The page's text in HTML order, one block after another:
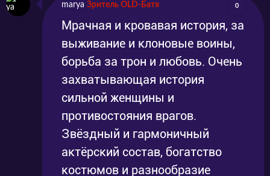
marya Зритель OLD-Батя 0
Мрачная и кровавая история, за
выживание и клоновые воины,
борьба за трон и любовь. Очень
захватывающая история
сильной женщины и
противостояния врагов.
Звёздный и гармоничный
актёрский состав, богатство
костюмов и разнообразие